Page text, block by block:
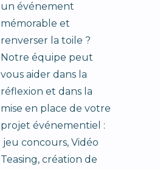
un événement
mémorable et
renverser la toile ?
Notre équipe peut
vous aider dans la
réflexion et dans la
mise en place de votre
projet événementiel :
jeu concours, Vidéo
Teasing, création de